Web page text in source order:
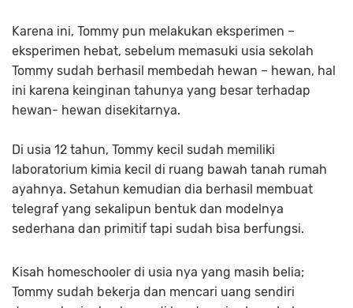
Karena ini, Tommy pun melakukan eksperimen –
eksperimen hebat, sebelum memasuki usia sekolah
Tommy sudah berhasil membedah hewan – hewan, hal
ini karena keinginan tahunya yang besar terhadap
hewan- hewan disekitarnya.
Di usia 12 tahun, Tommy kecil sudah memiliki
laboratorium kimia kecil di ruang bawah tanah rumah
ayahnya. Setahun kemudian dia berhasil membuat
telegraf yang sekalipun bentuk dan modelnya
sederhana dan primitif tapi sudah bisa berfungsi.
Kisah homeschooler di usia nya yang masih belia;
Tommy sudah bekerja dan mencari uang sendiri